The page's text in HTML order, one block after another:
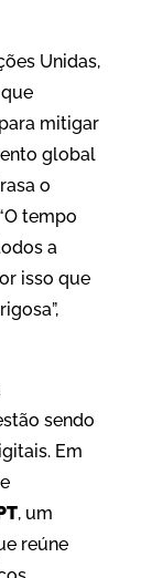
Unidas,
mitigar
global
o
tempo
a
isso que
sendo
Em
, um
reúne